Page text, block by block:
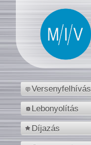
Versenyfelhívás
Lebonyolítás
Díjazás